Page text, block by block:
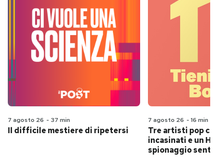
7 agosto 26 - 37 min
Il difficile mestiere di ripetersi
7 agosto 26 - 16 min
Tre artisti pop
incasinati e un
spionaggio